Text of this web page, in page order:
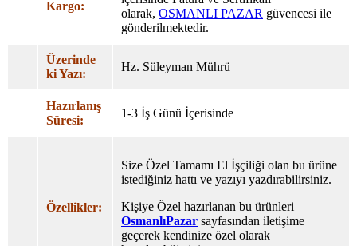
Kargo:
olarak, OSMANLI PAZAR güvencesi ile
gönderilmektedir.
Üzerinde
ki Yazı:
Hz. Süleyman Mührü
Hazırlanış
Süresi:
1-3 İş Günü İçerisinde
Özellikler:
Size Özel Tamamı El İşçiliği olan bu ürüne
istediğiniz hattı ve yazıyı yazdırabilirsiniz.
Kişiye Özel hazırlanan bu ürünleri
OsmanlıPazar sayfasından iletişime
geçerek kendinize özel olarak